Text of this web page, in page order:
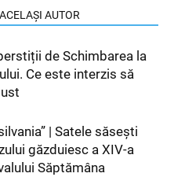
AUTOR
de Schimbarea la
Ce este interzis să
| Satele săsești
găzduiesc a XIV-a
Săptămâna